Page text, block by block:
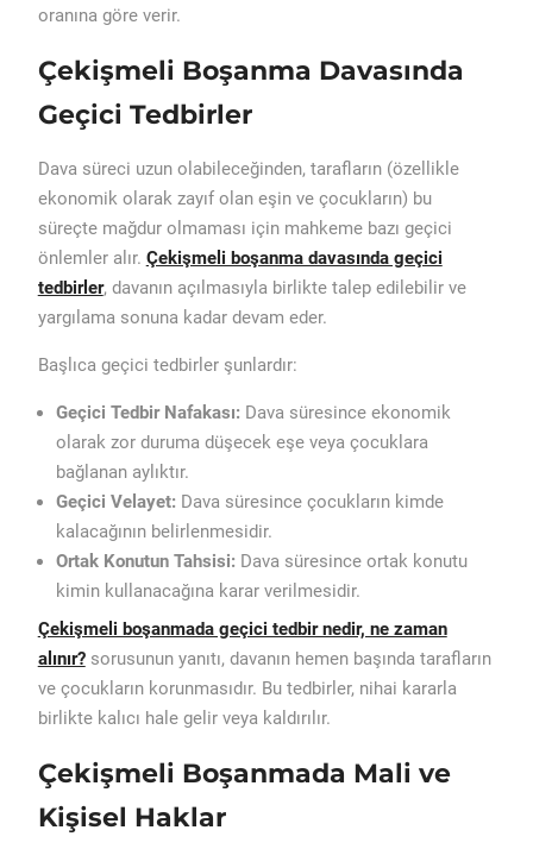
oranına göre verir.
Çekişmeli Boşanma Davasında
Geçici Tedbirler
Dava süreci uzun olabileceğinden, tarafların (özellikle
ekonomik olarak zayıf olan eşin ve çocukların) bu
süreçte mağdur olmaması için mahkeme bazı geçici
önlemler alır. Çekişmeli boşanma davasında geçici
tedbirler, davanın açılmasıyla birlikte talep edilebilir ve
yargılama sonuna kadar devam eder.
Başlıca geçici tedbirler şunlardır:
Geçici Tedbir Nafakası: Dava süresince ekonomik
olarak zor duruma düşecek eşe veya çocuklara
bağlanan aylıktır.
Geçici Velayet: Dava süresince çocukların kimde
kalacağının belirlenmesidir.
Ortak Konutun Tahsisi: Dava süresince ortak konutu
kimin kullanacağına karar verilmesidir.
Çekişmeli boşanmada geçici tedbir nedir, ne zaman
alınır?sorusunun yanıtı, davanın hemen başında tarafların
ve çocukların korunmasıdır. Bu tedbirler, nihai kararla
birlikte kalıcı hale gelir veya kaldırılır.
Çekişmeli Boşanmada Mali ve
Kişisel Haklar